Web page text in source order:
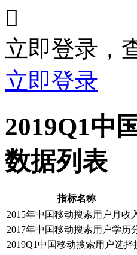

立即登录，
立即登录
2019Q1中
数据列表
指标名称
2015年中国移动搜索用户月收
2017年中国移动搜索用户学历
2019Q1中国移动搜索用户选